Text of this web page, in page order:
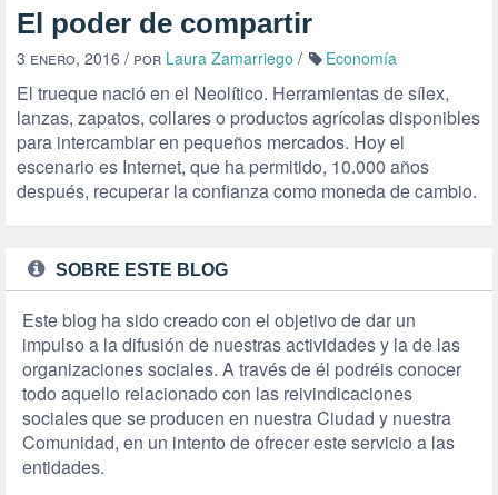
El poder de compartir
3 enero, 2016 / por Laura Zamarriego / Economía
El trueque nació en el Neolítico. Herramientas de sílex,
lanzas, zapatos, collares o productos agrícolas disponibles
para intercambiar en pequeños mercados. Hoy el
escenario es Internet, que ha permitido, 10.000 años
después, recuperar la confianza como moneda de cambio.
SOBRE ESTE BLOG
Este blog ha sido creado con el objetivo de dar un
impulso a la difusión de nuestras actividades y la de las
organizaciones sociales. A través de él podréis conocer
todo aquello relacionado con las reivindicaciones
sociales que se producen en nuestra Ciudad y nuestra
Comunidad, en un intento de ofrecer este servicio a las
entidades.